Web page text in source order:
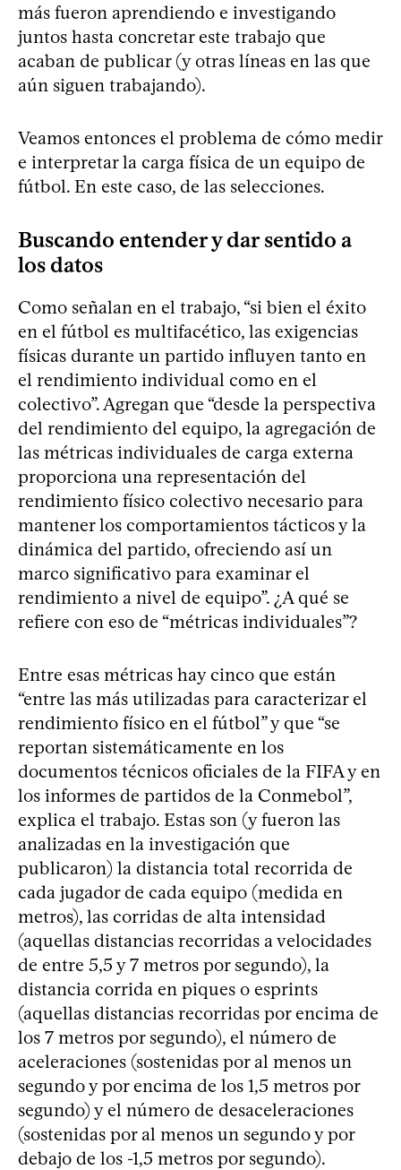
más fueron aprendiendo e investigando
juntos hasta concretar este trabajo que
acaban de publicar (y otras líneas en las que
aún siguen trabajando).
Veamos entonces el problema de cómo medir
e interpretar la carga física de un equipo de
fútbol. En este caso, de las selecciones.
Buscando entender y dar sentido a
los datos
Como señalan en el trabajo, “si bien el éxito
en el fútbol es multifacético, las exigencias
físicas durante un partido influyen tanto en
el rendimiento individual como en el
colectivo”. Agregan que “desde la perspectiva
del rendimiento del equipo, la agregación de
las métricas individuales de carga externa
proporciona una representación del
rendimiento físico colectivo necesario para
mantener los comportamientos tácticos y la
dinámica del partido, ofreciendo así un
marco significativo para examinar el
rendimiento a nivel de equipo”. ¿A qué se
refiere con eso de “métricas individuales”?
Entre esas métricas hay cinco que están
“entre las más utilizadas para caracterizar el
rendimiento físico en el fútbol” y que “se
reportan sistemáticamente en los
documentos técnicos oficiales de la FIFA y en
los informes de partidos de la Conmebol”,
explica el trabajo. Estas son (y fueron las
analizadas en la investigación que
publicaron) la distancia total recorrida de
cada jugador de cada equipo (medida en
metros), las corridas de alta intensidad
(aquellas distancias recorridas a velocidades
de entre 5,5 y 7 metros por segundo), la
distancia corrida en piques o esprints
(aquellas distancias recorridas por encima de
los 7 metros por segundo), el número de
aceleraciones (sostenidas por al menos un
segundo y por encima de los 1,5 metros por
segundo) y el número de desaceleraciones
(sostenidas por al menos un segundo y por
debajo de los -1,5 metros por segundo).